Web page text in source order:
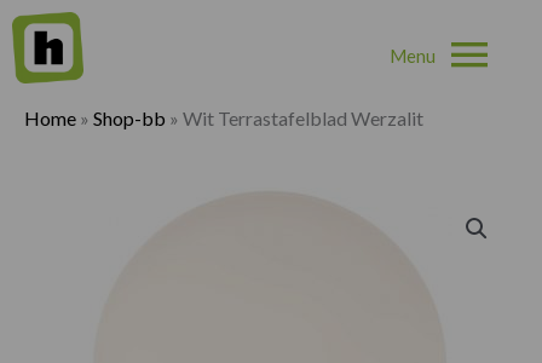
Home » Shop-bb » Wit Terrastafelblad Werzalit